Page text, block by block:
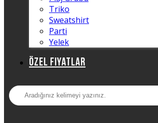
Triko
Sweatshirt
Parti
Yelek
Özel Fiyatlar